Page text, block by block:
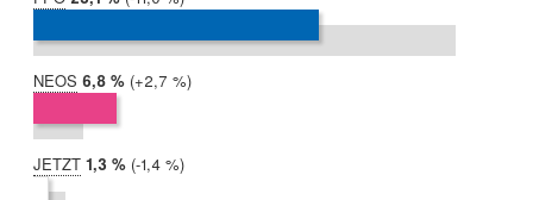
2017:
34,1 %
NEOS 2019:
6,8 %
2017:
4,0 %
Differenz:
+2,7 %
JETZT 2019:
1,3 %
2017:
2,6 %
Differenz:
-1,4 %